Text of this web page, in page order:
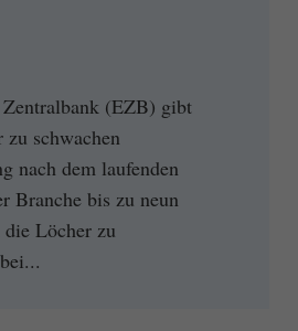
(EZB) gibt
schwachen
nach dem laufenden
Branche bis zu neun
Löcher zu